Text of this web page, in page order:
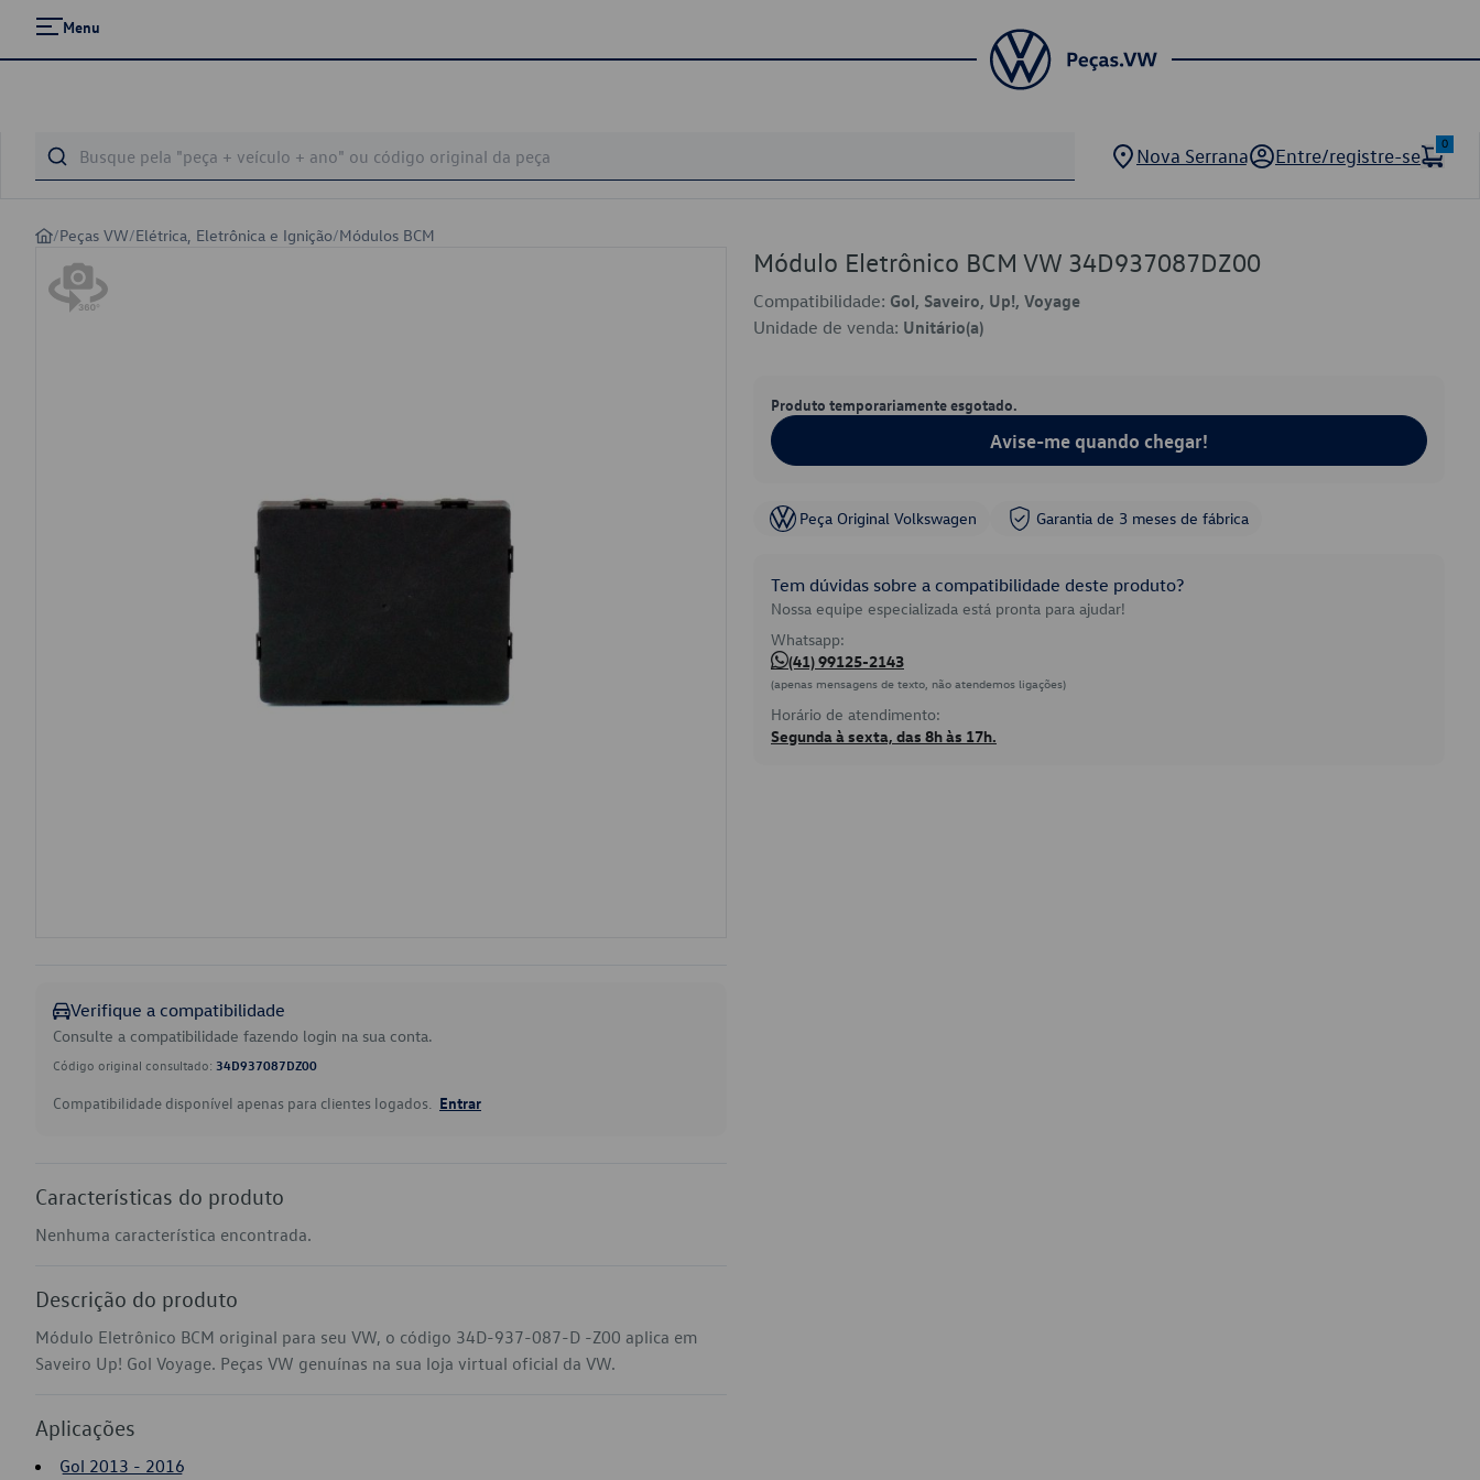
Menu
Nova Serrana Entre/registre-se
0
/Peças VW/Elétrica, Eletrônica e Ignição/Módulos BCM
Verifique a compatibilidade
Consulte a compatibilidade fazendo login na sua conta.
Código original consultado: 34D937087DZ00
Compatibilidade disponível apenas para clientes logados. Entrar
Características do produto
Nenhuma característica encontrada.
Descrição do produto
Módulo Eletrônico BCM original para seu VW, o código 34D-937-087-D -Z00 aplica em
Saveiro Up! Gol Voyage. Peças VW genuínas na sua loja virtual oficial da VW.
Aplicações
Gol 2013 - 2016
Módulo Eletrônico BCM VW 34D937087DZ00
Compatibilidade: Gol, Saveiro, Up!, Voyage
Unidade de venda: Unitário(a)
Produto temporariamente esgotado.
Avise-me quando chegar!
Peça Original Volkswagen Garantia de 3 meses de fábrica
Tem dúvidas sobre a compatibilidade deste produto?
Nossa equipe especializada está pronta para ajudar!
Whatsapp:
(41) 99125-2143
(apenas mensagens de texto, não atendemos ligações)
Horário de atendimento:
Segunda à sexta, das 8h às 17h.